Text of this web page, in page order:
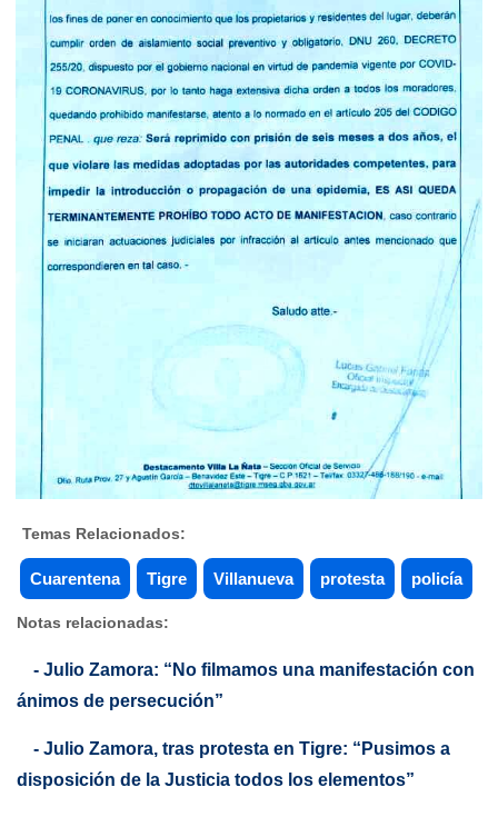
Temas Relacionados:
Cuarentena Tigre Villanueva protesta policía
Notas relacionadas:
- Julio Zamora: “No filmamos una manifestación con
ánimos de persecución”
- Julio Zamora, tras protesta en Tigre: “Pusimos a
disposición de la Justicia todos los elementos”